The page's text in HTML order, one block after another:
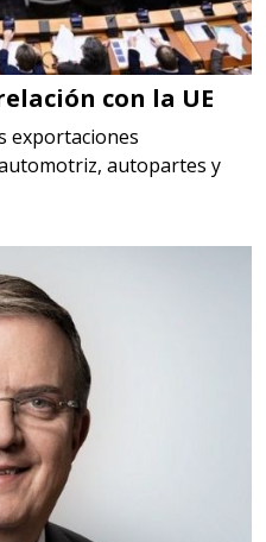
DE CORTE
con la UE
exportaciones
autopartes y